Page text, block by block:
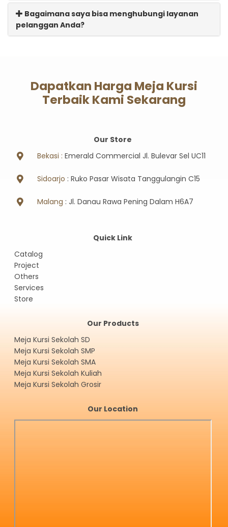
Bagaimana saya bisa menghubungi layanan
pelanggan Anda?
Dapatkan Harga Meja Kursi
Terbaik Kami Sekarang
Our Store
Bekasi : Emerald Commercial Jl. Bulevar Sel UC11
Sidoarjo : Ruko Pasar Wisata Tanggulangin C15
Malang : Jl. Danau Rawa Pening Dalam H6A7
Quick Link
Catalog
Project
Others
Services
Store
Our Products
Meja Kursi Sekolah SD
Meja Kursi Sekolah SMP
Meja Kursi Sekolah SMA
Meja Kursi Sekolah Kuliah
Meja Kursi Sekolah Grosir
Our Location